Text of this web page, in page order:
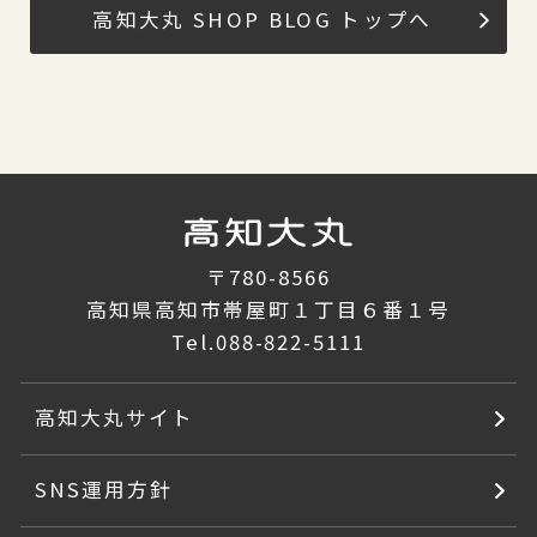
高知大丸 SHOP BLOG トップへ
〒780-8566
高知県高知市帯屋町１丁目６番１号
Tel.088-822-5111
高知大丸サイト
SNS運用方針